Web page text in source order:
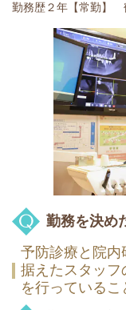
勤務歴２年【常勤】
勤務を決め
予防診療と院
据えたスタッフ
を行っているこ